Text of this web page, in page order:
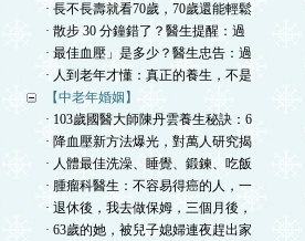
· 長不長壽就看70歲，70歲還能輕鬆
· 散步 30 分鐘錯了？醫生提醒：過
· 最佳血壓」是多少？醫生忠告：過
· 人到老年才懂：真正的養生，不是
【中老年婚姻】
· 103歲國醫大師陳丹雲養生秘訣：6
· 降血壓新方法爆光，對萬人研究揭
· 人體最佳洗澡、睡覺、鍛鍊、吃飯
· 腫瘤科醫生：不容易得癌的人，一
· 退休後，我去做保姆，三個月後，
· 63歲的她，被兒子媳婦連夜趕出家